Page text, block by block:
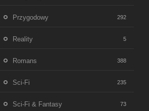
Przygodowy 292
Reality 5
Romans 388
Sci-Fi 235
Sci-Fi & Fantasy 73